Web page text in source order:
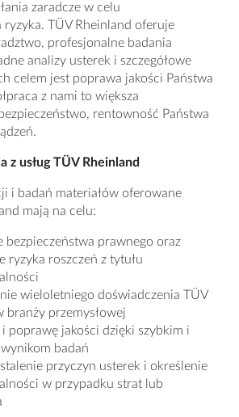
zaradcze w celu
TÜV Rheinland oferuje
profesjonalne badania
analizy usterek i szczegółowe
celem jest poprawa jakości Państwa
z nami to większa
rentowność Państwa
z usług TÜV Rheinland
i badań materiałów oferowane
mają na celu:
bezpieczeństwa prawnego oraz
ryzyka roszczeń z tytułu
wieloletniego doświadczenia TÜV
branży przemysłowej
poprawę jakości dzięki szybkim i
badań
przyczyn usterek i określenie
w przypadku strat lub